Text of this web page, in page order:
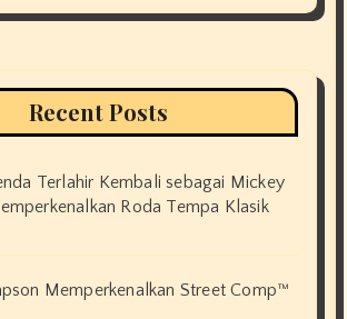
Recent Posts
Terlahir Kembali sebagai Mickey
Roda Tempa Klasik
Memperkenalkan Street Comp™